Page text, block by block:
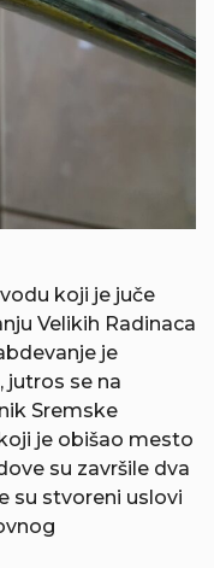
koji je juče
Velikih Radinaca
je
jutros se na
Sremske
je obišao mesto
su završile dva
su stvoreni uslovi